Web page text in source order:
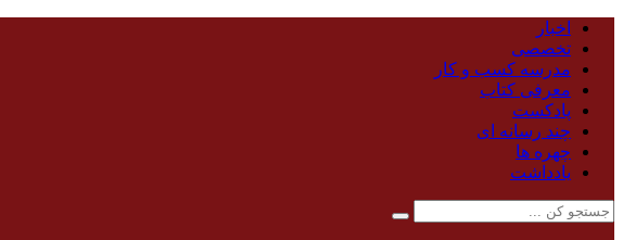
اخبار
تخصصی
مدرسه کسب و کار
معرفی کتاب
پادکست
چند رسانه ای
چهره ها
یادداشت